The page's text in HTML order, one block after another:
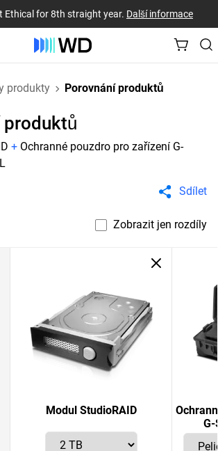
Ethical for 8th straight year. Další informace
produkty Porovnání produktů
produktů
+ Ochranné pouzdro pro zařízení G-
Sdílet
Zobrazit jen rozdíly
Modul StudioRAID
G-